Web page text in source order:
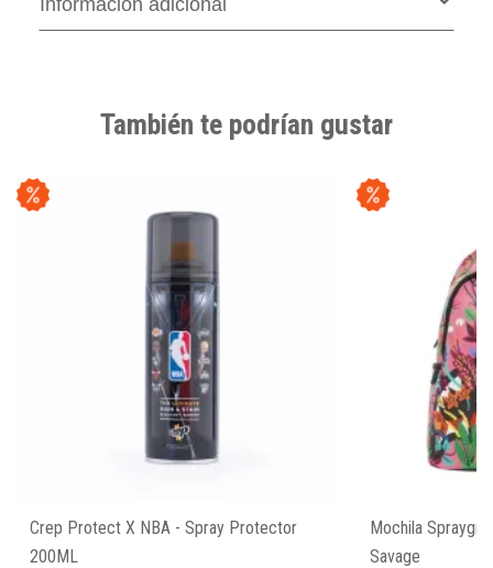
También te podrían gustar
Crep Protect X NBA - Spray Protector
200ML
Mochila
Savage